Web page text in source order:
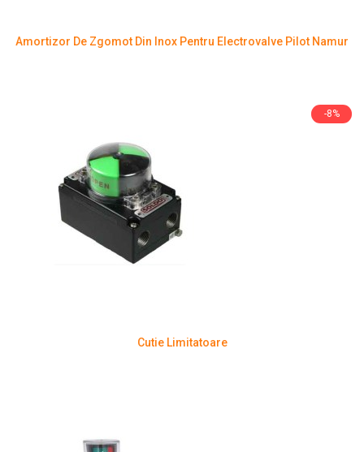
Amortizor De Zgomot Din Inox Pentru Electrovalve Pilot Namur
-8%
Cutie Limitatoare